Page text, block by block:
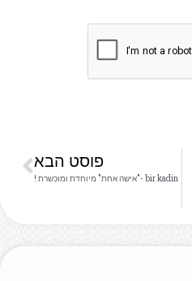
פוסט הבא
bir kadin -"אישה אחת" מיוחדת ומוכשרת !